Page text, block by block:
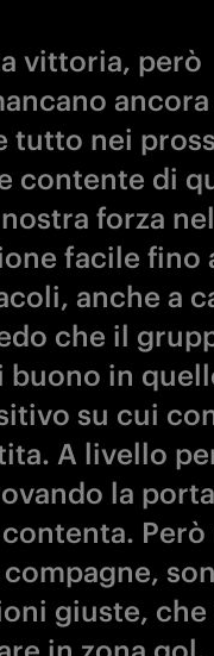
vittoria, però
tutto nei
contente di
forza nel
facile fino
anche a
che il
buono in
su cui
A livello
la
Però
giuste, che